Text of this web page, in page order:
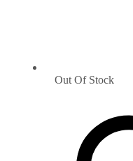
Out Of Stock